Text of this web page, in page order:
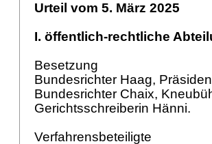
Urteil vom 5. März 2025
I. öffentlich-rechtliche
Besetzung
Bundesrichter Haag,
Bundesrichter Chaix,
Gerichtsschreiberin Hänni.
Verfahrensbeteiligte